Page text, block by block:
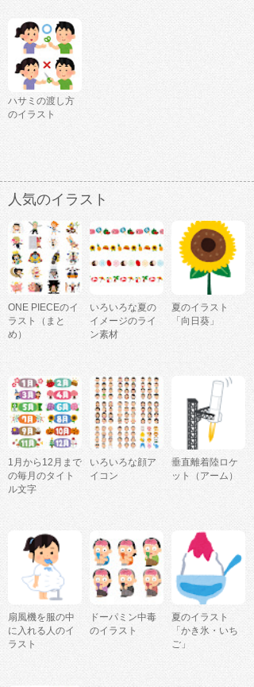
ハサミの渡し方
のイラスト
人気のイラスト
ONE PIECEのイ
ラスト（まと
め）
いろいろな夏の
イメージのライ
ン素材
夏のイラスト
「向日葵」
1月から12月まで
の毎月のタイト
ル文字
いろいろな顔ア
イコン
垂直離着陸ロケ
ット（アーム）
扇風機を服の中
に入れる人のイ
ラスト
ドーパミン中毒
のイラスト
夏のイラスト
「かき氷・いち
ご」